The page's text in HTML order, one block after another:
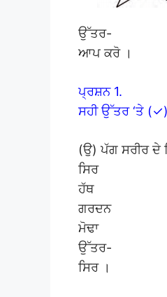
ਉੱਤਰ-
ਆਪ ਕਰੋ ।
ਪ੍ਰਸ਼ਨ 1.
ਸਹੀ ਉੱਤਰ ‘ਤੇ (✓)
(ਉ) ਪੱਗ ਸਰੀਰ ਦੇ
ਸਿਰ
ਹੱਥ
ਗਰਦਨ
ਮੋਢਾ
ਉੱਤਰ-
ਸਿਰ ।